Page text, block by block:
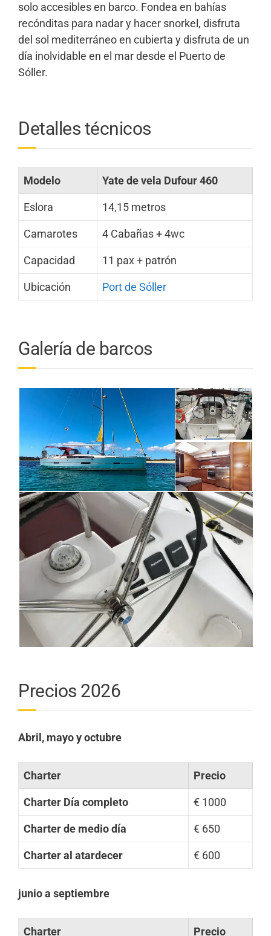
solo accesibles en barco. Fondea en bahías
recónditas para nadar y hacer snorkel, disfruta
del sol mediterráneo en cubierta y disfruta de un
día inolvidable en el mar desde el Puerto de
Sóller.
Detalles técnicos
Modelo Yate de vela Dufour 460
Eslora 14,15 metros
Camarotes 4 Cabañas + 4wc
Capacidad 11 pax + patrón
Ubicación Port de Sóller
Galería de barcos
Precios 2026
Abril, mayo y octubre
Charter Precio
Charter Día completo € 1000
Charter de medio día € 650
Charter al atardecer € 600
junio a septiembre
Charter Precio